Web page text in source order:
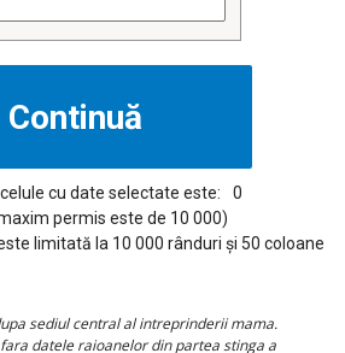
cu date selectate este:
0
permis este de 10 000)
limitată la 10 000 rânduri și 50 coloane
sediul central al intreprinderii mama.
datele raioanelor din partea stinga a